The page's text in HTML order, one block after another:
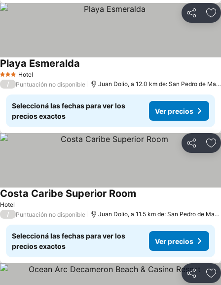
Compartir
3 Estrellas
Hotel
Playa Esmeralda
/ Puntuación no disponible Juan Dolio, a 12.0 km de: San Pedro de Macoris
Seleccioná las fechas para ver los
precios exactos
Ver precios
Compartir
Hotel
Costa Caribe Superior Room
/ Puntuación no disponible Juan Dolio, a 11.5 km de: San Pedro de Macoris
Seleccioná las fechas para ver los
precios exactos
Ver precios
Compartir